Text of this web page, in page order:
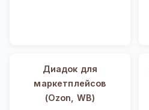
Диадок для
маркетплейсов
(Ozon, WB)